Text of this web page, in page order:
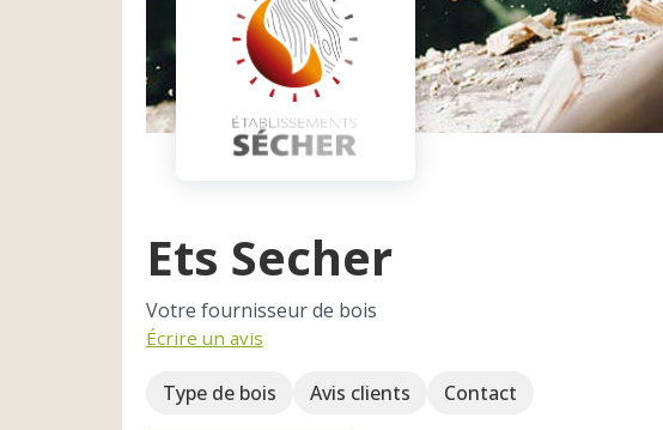
Ets Secher
Votre fournisseur de bois
Écrire un avis
Type de bois Avis clients Contact